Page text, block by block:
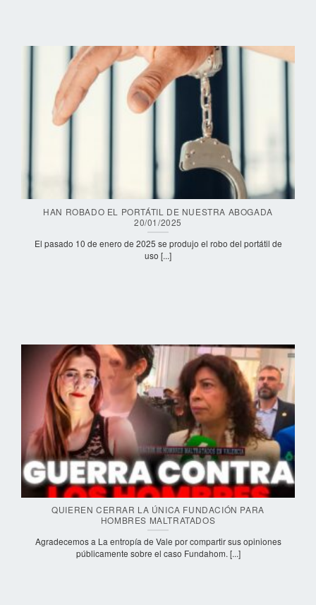
HAN ROBADO EL PORTÁTIL DE NUESTRA ABOGADA
20/01/2025
El pasado 10 de enero de 2025 se produjo el robo del portátil de
uso [...]
QUIEREN CERRAR LA ÚNICA FUNDACIÓN PARA
HOMBRES MALTRATADOS
Agradecemos a La entropía de Vale por compartir sus opiniones
públicamente sobre el caso Fundahom. [...]